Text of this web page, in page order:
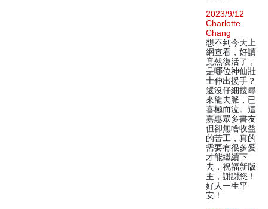
2023/9/12
Charlotte
Chang
想不到今天上
網查看，好讀
竟然復活了，
是哪位神仙壯
士伸出援手？
還沒仔細搜尋
來龍去脈，已
喜極而泣。這
嘉惠眾多書友
但卻無啥收益
的苦工，真的
需要有很多愛
才能繼續下
去，祝福新版
主，謝謝您！
好人一生平
安！